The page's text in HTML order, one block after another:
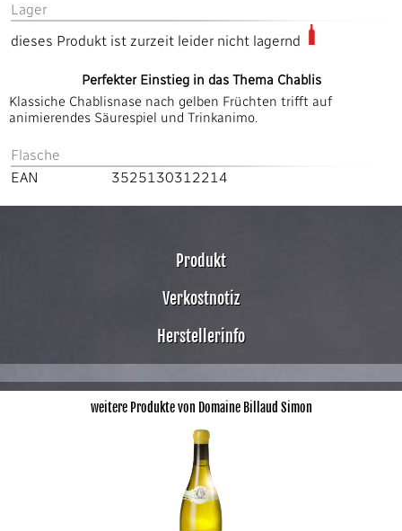
Lager
dieses Produkt ist zurzeit leider nicht lagernd
Perfekter Einstieg in das Thema Chablis
Klassiche Chablisnase nach gelben Früchten trifft auf
animierendes Säurespiel und Trinkanimo.
Flasche
EAN
3525130312214
Produkt
Verkostnotiz
Herstellerinfo
weitere Produkte von Domaine Billaud Simon